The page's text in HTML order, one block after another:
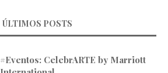
ÚLTIMOS POSTS
#Eventos: CelebrARTE by Marriott